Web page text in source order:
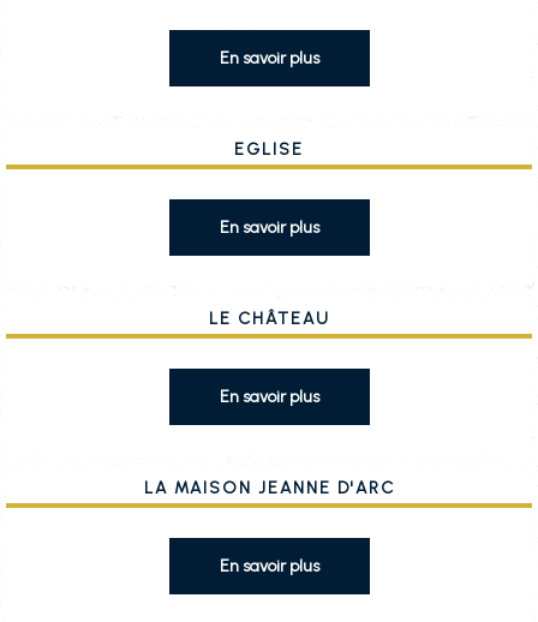
Eglise
Le Château
La maison Jeanne d'Arc